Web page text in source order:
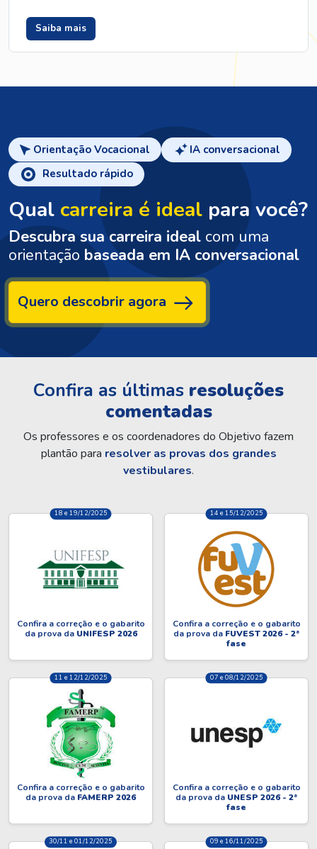
Saiba mais
Orientação Vocacional
IA conversacional
Resultado rápido
Qual carreira é ideal para você?
Descubra sua carreira ideal com uma
orientação baseada em IA conversacional
Quero descobrir agora
Confira as últimas resoluções
comentadas
Os professores e os coordenadores do Objetivo fazem
plantão para resolver as provas dos grandes
vestibulares.
18 e 19/12/2025
Confira a correção e o gabarito
da prova da UNIFESP 2026
14 e 15/12/2025
Confira a correção e o gabarito
da prova da FUVEST 2026 - 2ª
fase
11 e 12/12/2025
Confira a correção e o gabarito
da prova da FAMERP 2026
07 e 08/12/2025
Confira a correção e o gabarito
da prova da UNESP 2026 - 2ª
fase
30/11 e 01/12/2025 09 e 16/11/2025